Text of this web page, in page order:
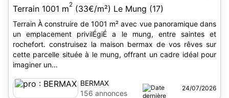
Terrain 1001 m2 (33€/m²) Le Mung (17)
Terrain À construire de 1001 m² avec vue panoramique dans
un emplacement privilÉgiÉ a le mung, entre saintes et
rochefort. construisez la maison bermax de vos rêves sur
cette parcelle située à le mung, offrant un cadre idéal pour
imaginer un...
BERMAX
156 annonces
24/07/2026